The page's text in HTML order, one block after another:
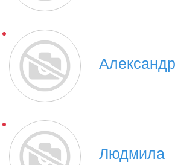
Александр
Людмила